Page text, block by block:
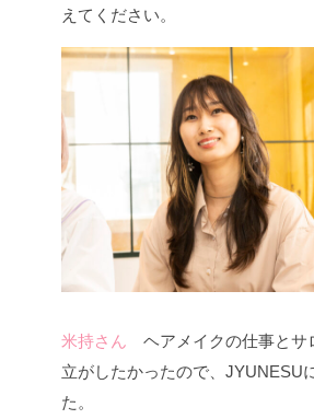
えてください。
米持さん ヘアメイクの仕事とサ
立がしたかったので、JYUNESU
た。